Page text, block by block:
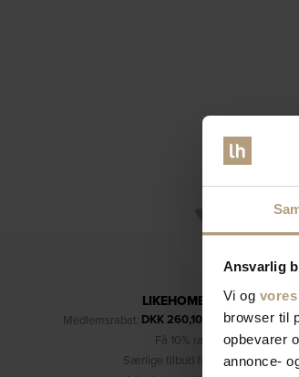
Ansvarlig
Vi og
browser til
opbevarer
annonce-
LIKEHOME'S KUNDEKLUB
Medlemsrabat: DKK260,10
– kun for
Få 10% rabat på dine køb
Særlige tilbud forbeholdt